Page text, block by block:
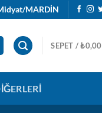
MARDİN
SEPET /₺0,00